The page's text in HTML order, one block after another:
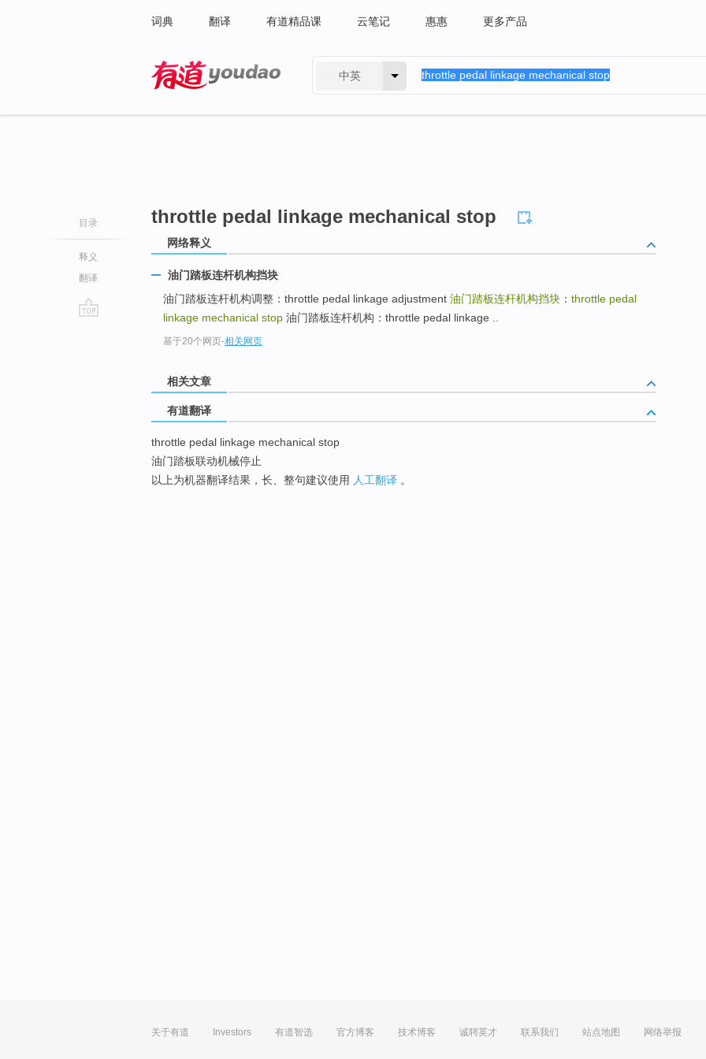
词典 翻译 有道精品课 云笔记 惠惠 更多产品
中英
目录
释义
翻译
throttle pedal linkage mechanical stop
网络释义
油门踏板连杆机构挡块
油门踏板连杆机构调整：throttle pedal linkage adjustment 油门踏板连杆机构挡块 ： throttle pedal
linkage mechanical stop 油门踏板连杆机构：throttle pedal linkage ..
基于20个网页-相关网页
相关文章
有道翻译
throttle pedal linkage mechanical stop
油门踏板联动机械停止
以上为机器翻译结果，长、整句建议使用 人工翻译 。
关于有道 Investors 有道智选 官方博客 技术博客 诚聘英才 联系我们 站点地图 网络举报